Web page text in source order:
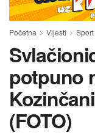
Početna Vijesti Sport
potpuno
(FOTO)